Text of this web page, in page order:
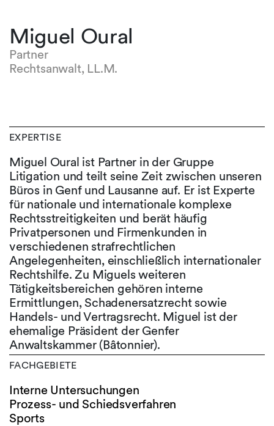
Miguel Oural
Partner
Rechtsanwalt, LL.M.
EXPERTISE
Miguel Oural ist Partner in der Gruppe
Litigation und teilt seine Zeit zwischen unseren
Büros in Genf und Lausanne auf. Er ist Experte
für nationale und internationale komplexe
Rechtsstreitigkeiten und berät häufig
Privatpersonen und Firmenkunden in
verschiedenen strafrechtlichen
Angelegenheiten, einschließlich internationaler
Rechtshilfe. Zu Miguels weiteren
Tätigkeitsbereichen gehören interne
Ermittlungen, Schadenersatzrecht sowie
Handels- und Vertragsrecht. Miguel ist der
ehemalige Präsident der Genfer
Anwaltskammer (Bâtonnier).
FACHGEBIETE
Interne Untersuchungen
Prozess- und Schiedsverfahren
Sports